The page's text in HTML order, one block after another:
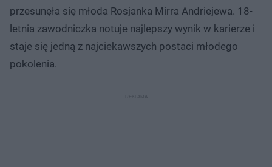
przesunęła się młoda Rosjanka Mirra Andriejewa. 18-
letnia zawodniczka notuje najlepszy wynik w karierze i
staje się jedną z najciekawszych postaci młodego
pokolenia.